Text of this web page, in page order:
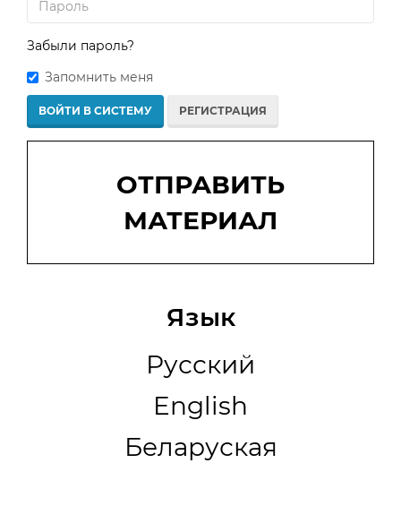
Забыли пароль?
Запомнить меня
ВОЙТИ В СИСТЕМУ РЕГИСТРАЦИЯ
Отправить
ОТПРАВИТЬ
МАТЕРИАЛ
Язык
Русский
English
Беларуская